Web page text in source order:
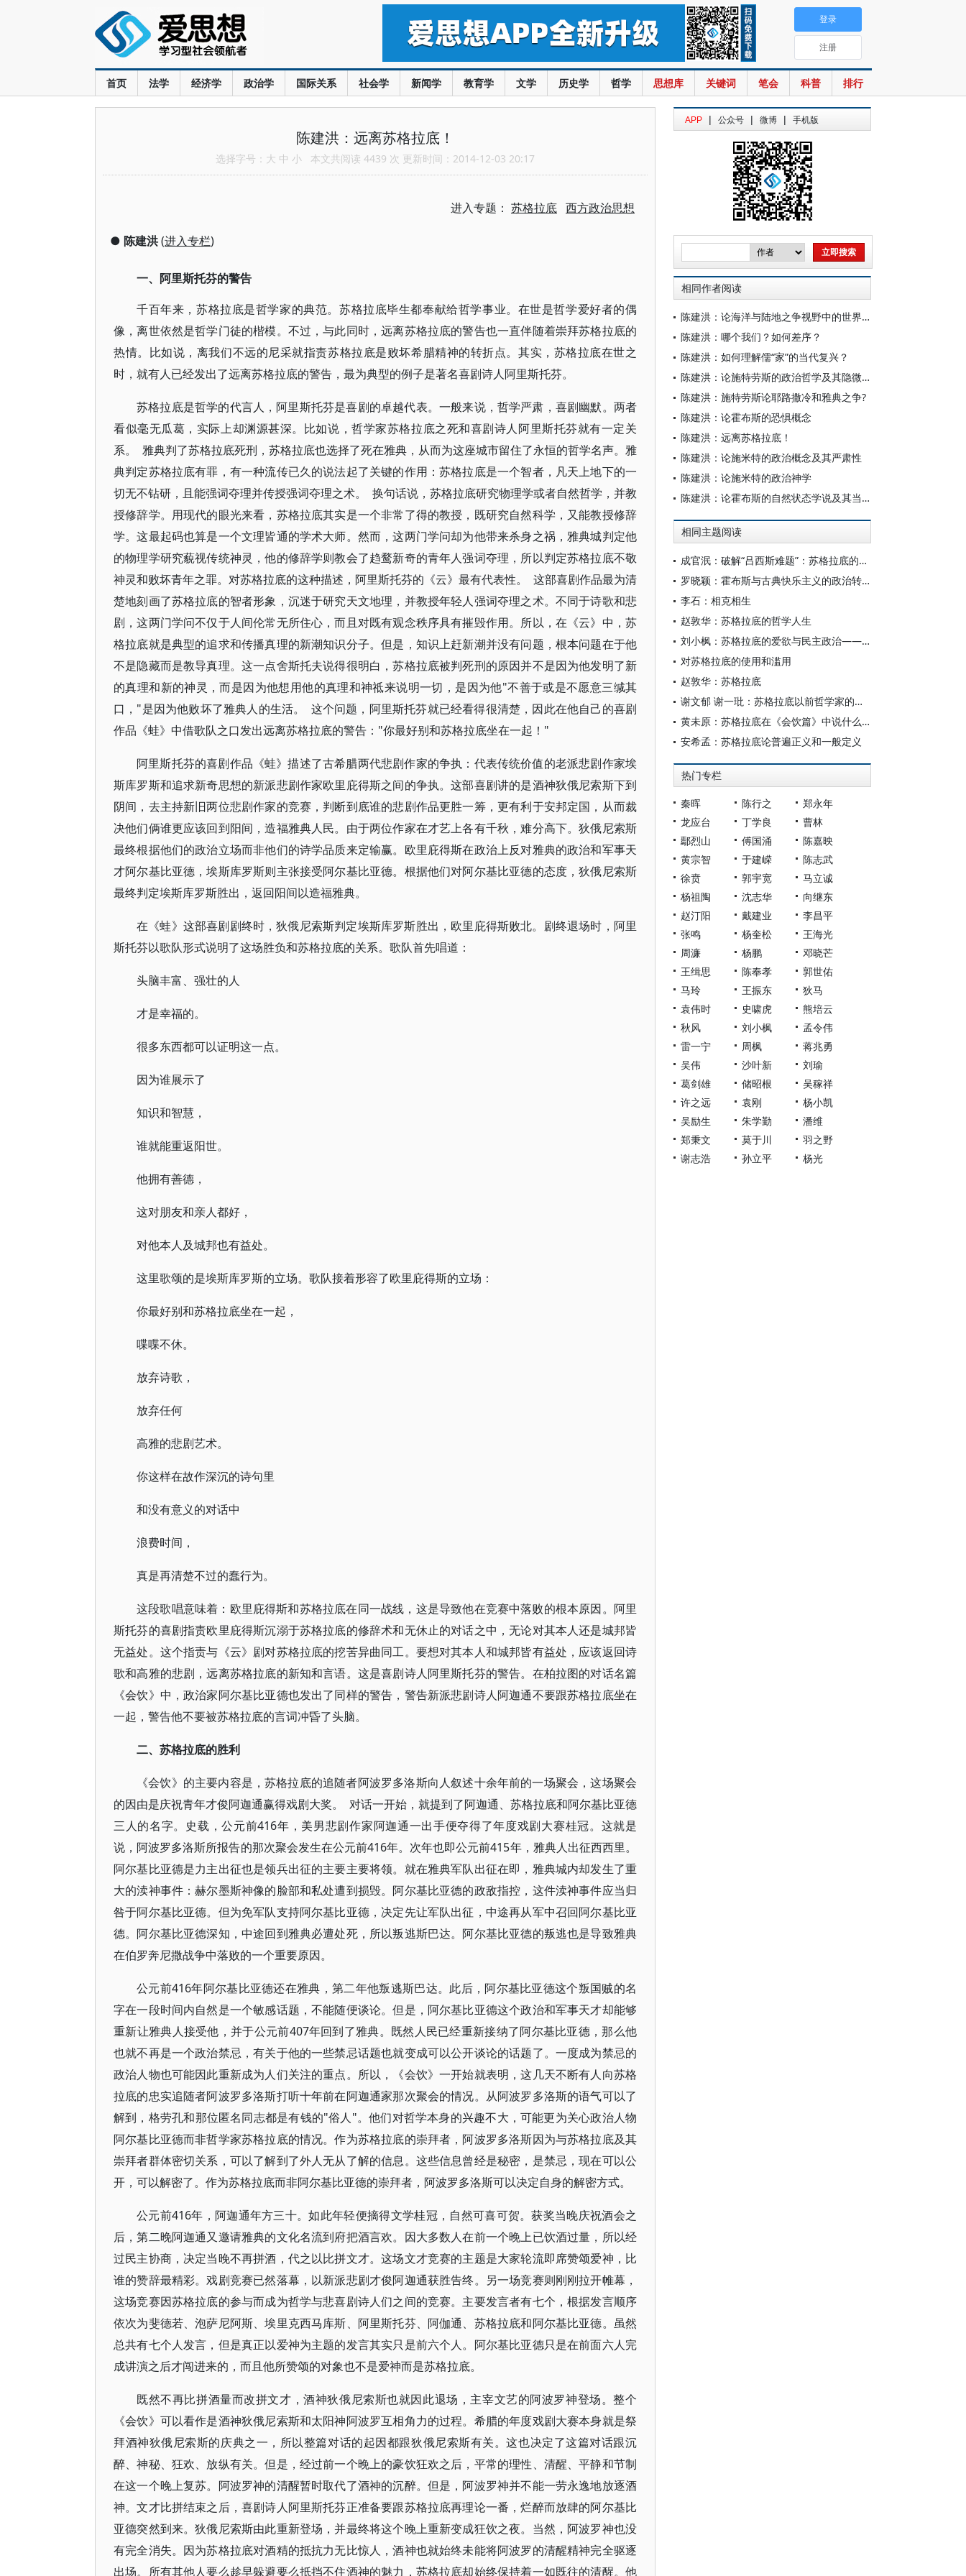
首页 法学 经济学 政治学 国际关系 社会学 新闻学 教育学 文学 历史学 哲学 思想库 关键词 笔会 科普 排行
登录
注册
陈建洪：远离苏格拉底！
选择字号： 大 中 小 本文共阅读 4439 次 更新时间：2014-12-03 20:17
进入专题： 苏格拉底 西方政治思想
● 陈建洪(进入专栏)
一、阿里斯托芬的警告
千百年来，苏格拉底是哲学家的典范。苏格拉底毕生都奉献给哲学事业。在世是哲学爱好者的偶
像，离世依然是哲学门徒的楷模。不过，与此同时，远离苏格拉底的警告也一直伴随着崇拜苏格拉底的
热情。比如说，离我们不远的尼采就指责苏格拉底是败坏希腊精神的转折点。其实，苏格拉底在世之
时，就有人已经发出了远离苏格拉底的警告，最为典型的例子是著名喜剧诗人阿里斯托芬。
苏格拉底是哲学的代言人，阿里斯托芬是喜剧的卓越代表。一般来说，哲学严肃，喜剧幽默。两者
看似毫无瓜葛，实际上却渊源甚深。比如说，哲学家苏格拉底之死和喜剧诗人阿里斯托芬就有一定关
系。 雅典判了苏格拉底死刑，苏格拉底也选择了死在雅典，从而为这座城市留住了永恒的哲学名声。雅
典判定苏格拉底有罪，有一种流传已久的说法起了关键的作用：苏格拉底是一个智者，凡天上地下的一
切无不钻研，且能强词夺理并传授强词夺理之术。 换句话说，苏格拉底研究物理学或者自然哲学，并教
授修辞学。用现代的眼光来看，苏格拉底其实是一个非常了得的教授，既研究自然科学，又能教授修辞
学。这最起码也算是一个文理皆通的学术大师。然而，这两门学问却为他带来杀身之祸，雅典城判定他
的物理学研究藐视传统神灵，他的修辞学则教会了趋鹜新奇的青年人强词夺理，所以判定苏格拉底不敬
神灵和败坏青年之罪。对苏格拉底的这种描述，阿里斯托芬的《云》最有代表性。 这部喜剧作品最为清
楚地刻画了苏格拉底的智者形象，沉迷于研究天文地理，并教授年轻人强词夺理之术。不同于诗歌和悲
剧，这两门学问不仅于人间伦常无所住心，而且对既有观念秩序具有摧毁作用。所以，在《云》中，苏
格拉底就是典型的追求和传播真理的新潮知识分子。但是，知识上赶新潮并没有问题，根本问题在于他
不是隐藏而是教导真理。这一点舍斯托夫说得很明白，苏格拉底被判死刑的原因并不是因为他发明了新
的真理和新的神灵，而是因为他想用他的真理和神祗来说明一切，是因为他"不善于或是不愿意三缄其
口，"是因为他败坏了雅典人的生活。 这个问题，阿里斯托芬就已经看得很清楚，因此在他自己的喜剧
作品《蛙》中借歌队之口发出远离苏格拉底的警告："你最好别和苏格拉底坐在一起！"
阿里斯托芬的喜剧作品《蛙》描述了古希腊两代悲剧作家的争执：代表传统价值的老派悲剧作家埃
斯库罗斯和追求新奇思想的新派悲剧作家欧里庇得斯之间的争执。这部喜剧讲的是酒神狄俄尼索斯下到
阴间，去主持新旧两位悲剧作家的竞赛，判断到底谁的悲剧作品更胜一筹，更有利于安邦定国，从而裁
决他们俩谁更应该回到阳间，造福雅典人民。由于两位作家在才艺上各有千秋，难分高下。狄俄尼索斯
最终根据他们的政治立场而非他们的诗学品质来定输赢。欧里庇得斯在政治上反对雅典的政治和军事天
才阿尔基比亚德，埃斯库罗斯则主张接受阿尔基比亚德。根据他们对阿尔基比亚德的态度，狄俄尼索斯
最终判定埃斯库罗斯胜出，返回阳间以造福雅典。
在《蛙》这部喜剧剧终时，狄俄尼索斯判定埃斯库罗斯胜出，欧里庇得斯败北。剧终退场时，阿里
斯托芬以歌队形式说明了这场胜负和苏格拉底的关系。歌队首先唱道：
头脑丰富、强壮的人
才是幸福的。
很多东西都可以证明这一点。
因为谁展示了
知识和智慧，
谁就能重返阳世。
他拥有善德，
这对朋友和亲人都好，
对他本人及城邦也有益处。
这里歌颂的是埃斯库罗斯的立场。歌队接着形容了欧里庇得斯的立场：
你最好别和苏格拉底坐在一起，
喋喋不休。
放弃诗歌，
放弃任何
高雅的悲剧艺术。
你这样在故作深沉的诗句里
和没有意义的对话中
浪费时间，
真是再清楚不过的蠢行为。
这段歌唱意味着：欧里庇得斯和苏格拉底在同一战线，这是导致他在竞赛中落败的根本原因。阿里
斯托芬的喜剧指责欧里庇得斯沉溺于苏格拉底的修辞术和无休止的对话之中，无论对其本人还是城邦皆
无益处。这个指责与《云》剧对苏格拉底的挖苦异曲同工。要想对其本人和城邦皆有益处，应该返回诗
歌和高雅的悲剧，远离苏格拉底的新知和言语。这是喜剧诗人阿里斯托芬的警告。在柏拉图的对话名篇
《会饮》中，政治家阿尔基比亚德也发出了同样的警告，警告新派悲剧诗人阿迦通不要跟苏格拉底坐在
一起，警告他不要被苏格拉底的言词冲昏了头脑。
二、苏格拉底的胜利
《会饮》的主要内容是，苏格拉底的追随者阿波罗多洛斯向人叙述十余年前的一场聚会，这场聚会
的因由是庆祝青年才俊阿迦通赢得戏剧大奖。 对话一开始，就提到了阿迦通、苏格拉底和阿尔基比亚德
三人的名字。史载，公元前416年，美男悲剧作家阿迦通一出手便夺得了年度戏剧大赛桂冠。这就是
说，阿波罗多洛斯所报告的那次聚会发生在公元前416年。次年也即公元前415年，雅典人出征西西里。
阿尔基比亚德是力主出征也是领兵出征的主要主要将领。就在雅典军队出征在即，雅典城内却发生了重
大的渎神事件：赫尔墨斯神像的脸部和私处遭到损毁。阿尔基比亚德的政敌指控，这件渎神事件应当归
咎于阿尔基比亚德。但为免军队支持阿尔基比亚德，决定先让军队出征，中途再从军中召回阿尔基比亚
德。阿尔基比亚德深知，中途回到雅典必遭处死，所以叛逃斯巴达。阿尔基比亚德的叛逃也是导致雅典
在伯罗奔尼撒战争中落败的一个重要原因。
公元前416年阿尔基比亚德还在雅典，第二年他叛逃斯巴达。此后，阿尔基比亚德这个叛国贼的名
字在一段时间内自然是一个敏感话题，不能随便谈论。但是，阿尔基比亚德这个政治和军事天才却能够
重新让雅典人接受他，并于公元前407年回到了雅典。既然人民已经重新接纳了阿尔基比亚德，那么他
也就不再是一个政治禁忌，有关于他的一些禁忌话题也就变成可以公开谈论的话题了。一度成为禁忌的
政治人物也可能因此重新成为人们关注的重点。所以，《会饮》一开始就表明，这几天不断有人向苏格
拉底的忠实追随者阿波罗多洛斯打听十年前在阿迦通家那次聚会的情况。从阿波罗多洛斯的语气可以了
解到，格劳孔和那位匿名同志都是有钱的"俗人"。他们对哲学本身的兴趣不大，可能更为关心政治人物
阿尔基比亚德而非哲学家苏格拉底的情况。作为苏格拉底的崇拜者，阿波罗多洛斯因为与苏格拉底及其
崇拜者群体密切关系，可以了解到了外人无从了解的信息。这些信息曾经是秘密，是禁忌，现在可以公
开，可以解密了。作为苏格拉底而非阿尔基比亚德的崇拜者，阿波罗多洛斯可以决定自身的解密方式。
公元前416年，阿迦通年方三十。如此年轻便摘得文学桂冠，自然可喜可贺。获奖当晚庆祝酒会之
后，第二晚阿迦通又邀请雅典的文化名流到府把酒言欢。因大多数人在前一个晚上已饮酒过量，所以经
过民主协商，决定当晚不再拼酒，代之以比拼文才。这场文才竞赛的主题是大家轮流即席赞颂爱神，比
谁的赞辞最精彩。戏剧竞赛已然落幕，以新派悲剧才俊阿迦通获胜告终。另一场竞赛则刚刚拉开帷幕，
这场竞赛因苏格拉底的参与而成为哲学与悲喜剧诗人们之间的竞赛。主要发言者有七个，根据发言顺序
依次为斐德若、泡萨尼阿斯、埃里克西马库斯、阿里斯托芬、阿伽通、苏格拉底和阿尔基比亚德。虽然
总共有七个人发言，但是真正以爱神为主题的发言其实只是前六个人。阿尔基比亚德只是在前面六人完
成讲演之后才闯进来的，而且他所赞颂的对象也不是爱神而是苏格拉底。
既然不再比拼酒量而改拼文才，酒神狄俄尼索斯也就因此退场，主宰文艺的阿波罗神登场。整个
《会饮》可以看作是酒神狄俄尼索斯和太阳神阿波罗互相角力的过程。希腊的年度戏剧大赛本身就是祭
拜酒神狄俄尼索斯的庆典之一，所以整篇对话的起因都跟狄俄尼索斯有关。这也决定了这篇对话跟沉
醉、神秘、狂欢、放纵有关。但是，经过前一个晚上的豪饮狂欢之后，平常的理性、清醒、平静和节制
在这一个晚上复苏。阿波罗神的清醒暂时取代了酒神的沉醉。但是，阿波罗神并不能一劳永逸地放逐酒
神。文才比拼结束之后，喜剧诗人阿里斯托芬正准备要跟苏格拉底再理论一番，烂醉而放肆的阿尔基比
亚德突然到来。狄俄尼索斯由此重新登场，并最终将这个晚上重新变成狂饮之夜。当然，阿波罗神也没
有完全消失。因为苏格拉底对酒精的抵抗力无比惊人，酒神也就始终未能将阿波罗的清醒精神完全驱逐
出场。所有其他人要么趁早躲避要么抵挡不住酒神的魅力，苏格拉底却始终保持着一如既往的清醒。他
APP | 公众号 | 微博 | 手机版
相同作者阅读
陈建洪：论海洋与陆地之争视野中的世界秩序构想
陈建洪：哪个我们？如何差序？
陈建洪：如何理解儒“家”的当代复兴？
陈建洪：论施特劳斯的政治哲学及其隐微论
陈建洪：施特劳斯论耶路撒冷和雅典之争?
陈建洪：论霍布斯的恐惧概念
陈建洪：远离苏格拉底！
陈建洪：论施米特的政治概念及其严肃性
陈建洪：论施米特的政治神学
陈建洪：论霍布斯的自然状态学说及其当代复活形式
相同主题阅读
成官泯：破解“吕西斯难题”：苏格拉底的友爱证成及启示
罗晓颖：霍布斯与古典快乐主义的政治转化
李石：相克相生
赵敦华：苏格拉底的哲学人生
刘小枫：苏格拉底的爱欲与民主政治——关于柏拉图的“爱欲四书”
对苏格拉底的使用和滥用
赵敦华：苏格拉底
谢文郁 谢一玭：苏格拉底以前哲学家的本源论-本原论思路探讨
黄未原：苏格拉底在《会饮篇》中说什么？
安希孟：苏格拉底论普遍正义和一般定义
热门专栏
秦晖 陈行之
郑永年
龙应台
丁学良
曹林
鄢烈山
傅国涌
陈嘉映
黄宗智
于建嵘
陈志武
徐贲
郭宇宽
马立诚
杨祖陶
沈志华
向继东
赵汀阳
戴建业
李昌平
张鸣
杨奎松
王海光
周濂
杨鹏
邓晓芒
王缉思
陈奉孝
郭世佑
马玲
王振东
狄马
袁伟时
史啸虎
熊培云
秋风
刘小枫
孟令伟
雷一宁
周枫
蒋兆勇
吴伟
沙叶新
刘瑜
葛剑雄
储昭根
吴稼祥
许之远
袁刚
杨小凯
吴励生
朱学勤
潘维
郑秉文
莫于川
羽之野
谢志浩
孙立平 杨光